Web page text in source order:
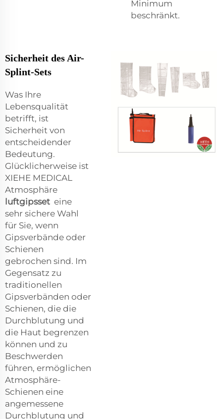
Minimum
beschränkt.
Sicherheit des Air-
Splint-Sets
Was Ihre
Lebensqualität
betrifft, ist
Sicherheit von
entscheidender
Bedeutung.
Glücklicherweise ist
XIEHE MEDICAL
Atmosphäre
luftgipsset eine
sehr sichere Wahl
für Sie, wenn
Gipsverbände oder
Schienen
gebrochen sind. Im
Gegensatz zu
traditionellen
Gipsverbänden oder
Schienen, die die
Durchblutung und
die Haut begrenzen
können und zu
Beschwerden
führen, ermöglichen
Atmosphäre-
Schienen eine
angemessene
Durchblutung und